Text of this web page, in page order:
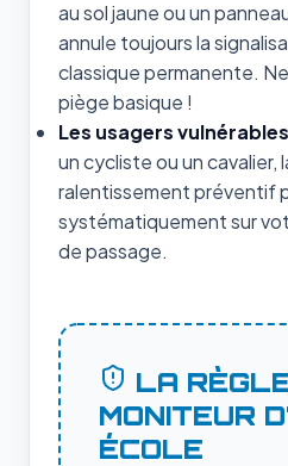
au sol jaune ou un
annule toujours la
classique permanente.
piège basique !
Les usagers
un cycliste ou un cavalier,
ralentissement préventif
systématiquement sur
de passage.
LA
MONITEUR
ÉCOLE